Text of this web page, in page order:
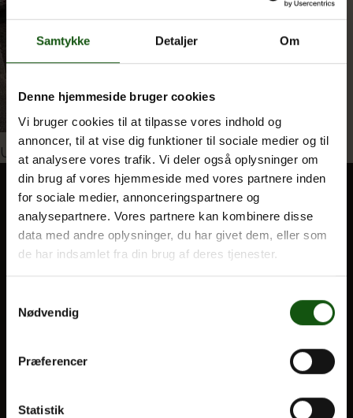
Samtykke Detaljer Om
Denne hjemmeside bruger cookies
Vi bruger cookies til at tilpasse vores indhold og
annoncer, til at vise dig funktioner til sociale medier og til
at analysere vores trafik. Vi deler også oplysninger om
din brug af vores hjemmeside med vores partnere inden
for sociale medier, annonceringspartnere og
analysepartnere. Vores partnere kan kombinere disse
data med andre oplysninger, du har givet dem, eller som
de har indsamlet fra din brug af deres tjenester.
Nødvendig
Præferencer
Statistik
Vores uddannelser
Om E.G.
Indlægsnavigation
Udgivet i 9_126164954112741_2361918193870728
BLIV ELEV
Optagelse
Til forældre
VORES UDDANNELSER
HF